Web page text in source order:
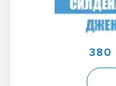
380